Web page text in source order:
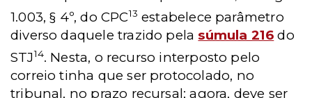
1.003, § 4º, do CPC13 estabelece parâmetro
diverso daquele trazido pela súmula 216 do
STJ14. Nesta, o recurso interposto pelo
correio tinha que ser protocolado, no
tribunal, no prazo recursal; agora, deve ser